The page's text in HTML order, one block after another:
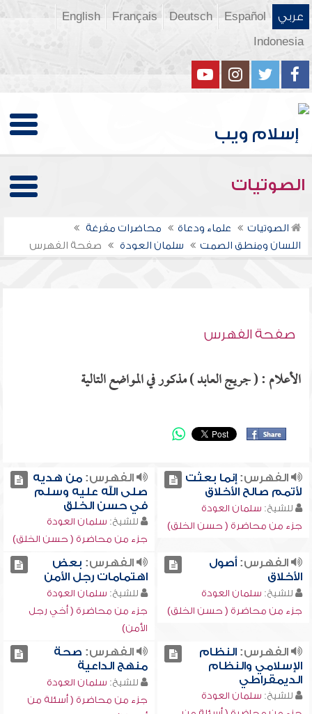
عربي Español
Deutsch
Français
English
Indonesia
الصوتيات
الصوتيات علماء ودعاة
محاضرات مفرغة
اللسان ومنطق الصمت
سلمان العودة صفحة الفهرس
صفحة الفهرس
الأعلام : ( جريج العابد ) مذكور في المواضع التالية
الفهرس:إنما بعثت
لأتمم صالح الأخلاق
للشيخ: سلمان العودة
جزء من محاضرة ( حسن الخلق)
الفهرس:من هديه
صلى الله عليه وسلم
في حسن الخلق
للشيخ: سلمان العودة
جزء من محاضرة ( حسن الخلق)
الفهرس:أصول
الأخلاق
للشيخ: سلمان العودة
جزء من محاضرة ( حسن الخلق)
الفهرس: بعض
اهتمامات رجل الأمن
للشيخ: سلمان العودة
جزء من محاضرة ( أخي رجل
الأمن)
الفهرس:النظام
الإسلامي والنظام
الديمقراطي
للشيخ: سلمان العودة
الفهرس: صحة
منهج الداعية
للشيخ: سلمان العودة
جزء من محاضرة ( أسئلة من